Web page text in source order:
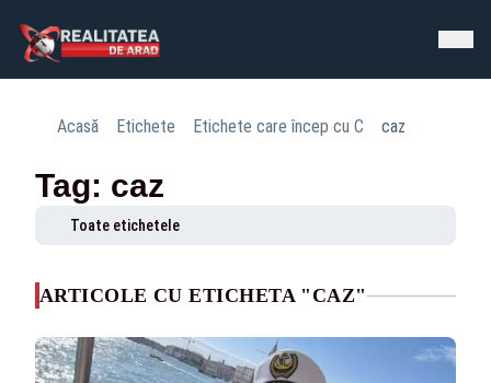
Acasă Etichete Etichete care încep cu C caz
Tag: caz
Toate etichetele
ARTICOLE CU ETICHETA "CAZ"